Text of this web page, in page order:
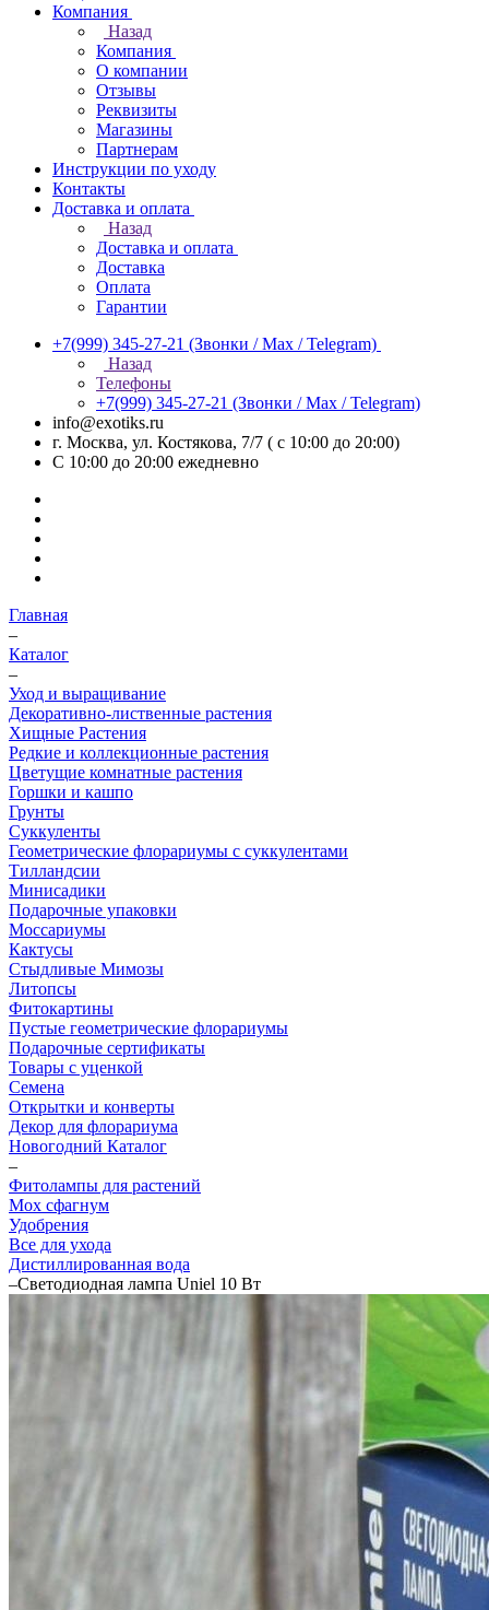
Компания
Назад
Компания
О компании
Отзывы
Реквизиты
Магазины
Партнерам
Инструкции по уходу
Контакты
Доставка и оплата
Назад
Доставка и оплата
Доставка
Оплата
Гарантии
+7(999) 345-27-21 (Звонки / Max / Telegram)
Назад
Телефоны
+7(999) 345-27-21 (Звонки / Max / Telegram)
info@exotiks.ru
г. Москва, ул. Костякова, 7/7 ( с 10:00 до 20:00)
С 10:00 до 20:00 ежедневно
Главная
–
Каталог
–
Уход и выращивание
Декоративно-лиственные растения
Хищные Растения
Редкие и коллекционные растения
Цветущие комнатные растения
Горшки и кашпо
Грунты
Суккуленты
Геометрические флорариумы с суккулентами
Тилландсии
Минисадики
Подарочные упаковки
Моссариумы
Кактусы
Стыдливые Мимозы
Литопсы
Фитокартины
Пустые геометрические флорариумы
Подарочные сертификаты
Товары с уценкой
Семена
Открытки и конверты
Декор для флорариума
Новогодний Каталог
–
Фитолампы для растений
Мох сфагнум
Удобрения
Все для ухода
Дистиллированная вода
–Светодиодная лампа Uniel 10 Вт